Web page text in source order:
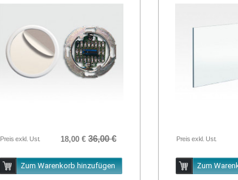
Preis exkl. Ust. 18,00 € 36,00 €
Zum Warenkorb hinzufügen
Preis exkl. Ust.
Zum